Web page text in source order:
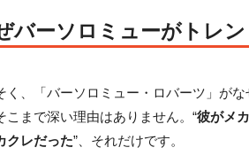
バーソロミューがトレ
く、「バーソロミュー・ロバーツ」が
こまで深い理由はありません。“彼がメ
クレだった”、それだけです。